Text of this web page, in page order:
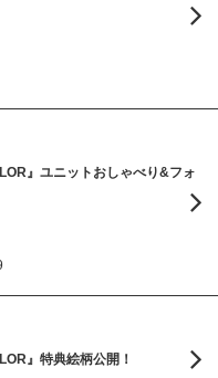
』ユニットおしゃべり&フォ
』特典絵柄公開！